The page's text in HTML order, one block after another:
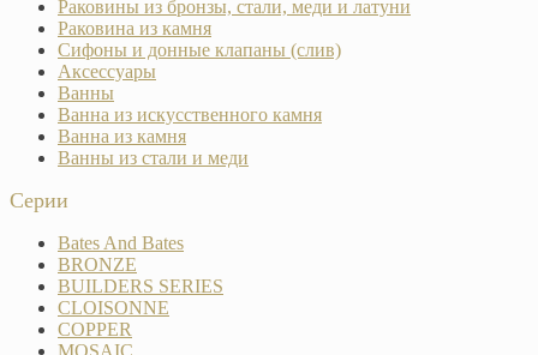
Раковины из бронзы, стали, меди и латуни
Раковина из камня
Сифоны и донные клапаны (слив)
Аксессуары
Ванны
Ванна из искусственного камня
Ванна из камня
Ванны из стали и меди
Серии
Bates And Bates
BRONZE
BUILDERS SERIES
CLOISONNE
COPPER
MOSAIC